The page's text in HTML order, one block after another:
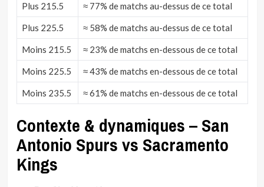
Plus 215.5 ≈ 77% de matchs au-dessus de ce total
Plus 225.5 ≈ 58% de matchs au-dessus de ce total
Moins 215.5 ≈ 23% de matchs en-dessous de ce total
Moins 225.5 ≈ 43% de matchs en-dessous de ce total
Moins 235.5 ≈ 61% de matchs en-dessous de ce total
Contexte & dynamiques – San
Antonio Spurs vs Sacramento
Kings